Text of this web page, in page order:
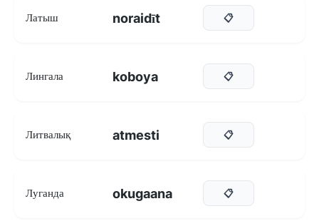
Латыш noraidīt 📋
Лингала koboya 📋
Литвалық atmesti 📋
Луганда okugaana 📋